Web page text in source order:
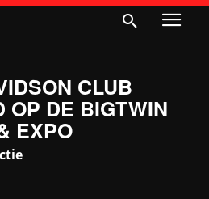
CLUB
OP DE BIGTWIN
EXPO